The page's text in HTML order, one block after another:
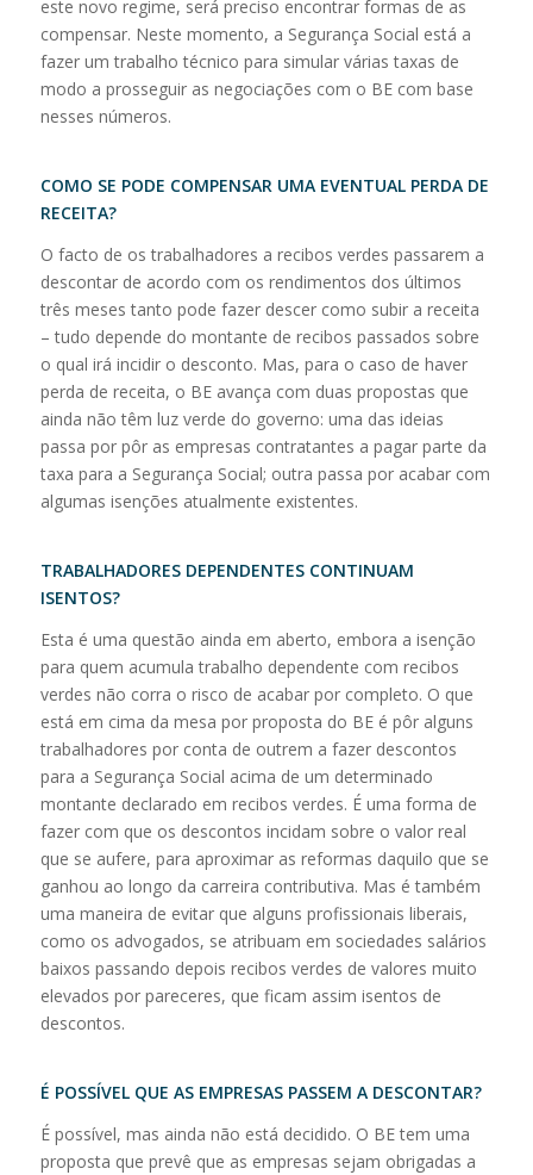
este novo regime, será preciso encontrar formas de as
compensar. Neste momento, a Segurança Social está a
fazer um trabalho técnico para simular várias taxas de
modo a prosseguir as negociações com o BE com base
nesses números.
COMO SE PODE COMPENSAR UMA EVENTUAL PERDA DE
RECEITA?
O facto de os trabalhadores a recibos verdes passarem a
descontar de acordo com os rendimentos dos últimos
três meses tanto pode fazer descer como subir a receita
– tudo depende do montante de recibos passados sobre
o qual irá incidir o desconto. Mas, para o caso de haver
perda de receita, o BE avança com duas propostas que
ainda não têm luz verde do governo: uma das ideias
passa por pôr as empresas contratantes a pagar parte da
taxa para a Segurança Social; outra passa por acabar com
algumas isenções atualmente existentes.
TRABALHADORES DEPENDENTES CONTINUAM
ISENTOS?
Esta é uma questão ainda em aberto, embora a isenção
para quem acumula trabalho dependente com recibos
verdes não corra o risco de acabar por completo. O que
está em cima da mesa por proposta do BE é pôr alguns
trabalhadores por conta de outrem a fazer descontos
para a Segurança Social acima de um determinado
montante declarado em recibos verdes. É uma forma de
fazer com que os descontos incidam sobre o valor real
que se aufere, para aproximar as reformas daquilo que se
ganhou ao longo da carreira contributiva. Mas é também
uma maneira de evitar que alguns profissionais liberais,
como os advogados, se atribuam em sociedades salários
baixos passando depois recibos verdes de valores muito
elevados por pareceres, que ficam assim isentos de
descontos.
É POSSÍVEL QUE AS EMPRESAS PASSEM A DESCONTAR?
É possível, mas ainda não está decidido. O BE tem uma
proposta que prevê que as empresas sejam obrigadas a